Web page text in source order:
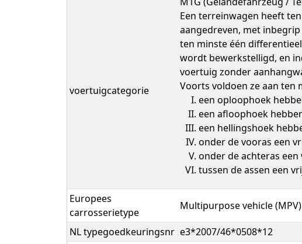
voertuigcategorie
Een terreinwagen heeft
aangedreven, met
ten minste één
wordt bewerkstelligd, en
voertuig zonder
Voorts voldoen ze aan ten
een oploophoek
een afloophoek
een hellingshoek
onder de vooras een
onder de achteras
tussen de assen een
Europees
carrosserietype
Multipurpose vehicle (MPV)
NL typegoedkeuringsnr e3*2007/46*0508*12